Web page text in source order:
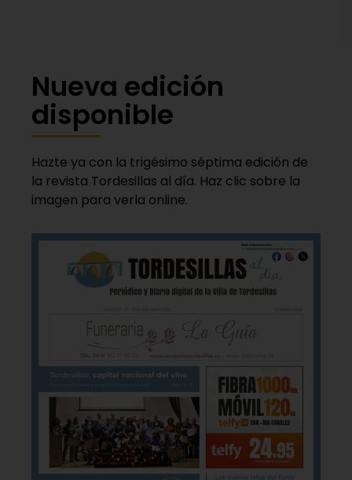
Nueva edición
disponible
Hazte ya con la trigésimo séptima edición de
la revista Tordesillas al día. Haz clic sobre la
imagen para verla online.